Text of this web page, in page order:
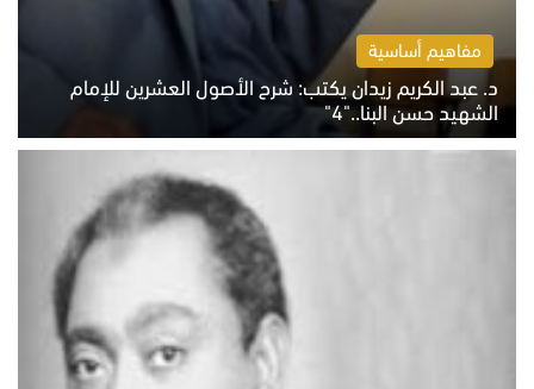
مفاهيم أساسية
د. عبد الكريم زيدان يكتب: شرح الأصول العشرين للإمام
الشهيد حسن البنا.."4"
الخميس 6 أغسطس 2026 10:27 ص